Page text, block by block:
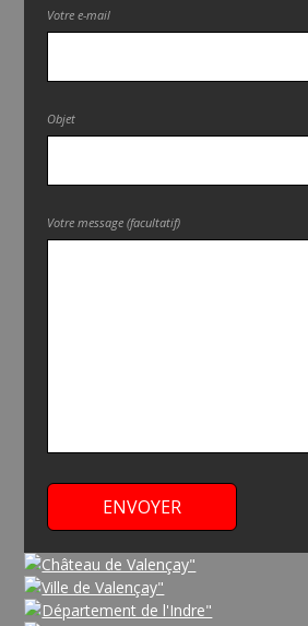
Votre e-mail
Objet
Votre message (facultatif)